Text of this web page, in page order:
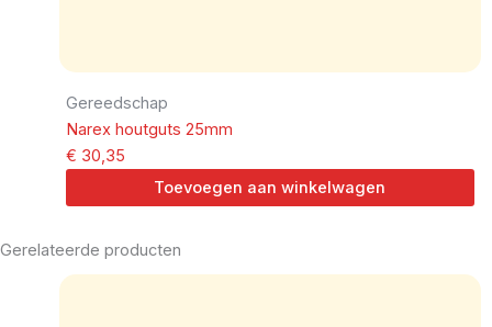
Gereedschap
Narex houtguts 25mm
€ 30,35
Toevoegen aan winkelwagen
Gerelateerde producten